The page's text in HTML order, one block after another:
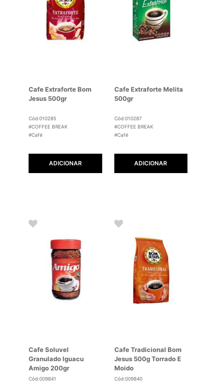
Cafe Extraforte Bom
Jesus 500gr
Cód:010285
#COFFEE BREAK
#Café
ADICIONAR
Cafe Extraforte Melita
500gr
Cód:010287
#COFFEE BREAK
#Café
ADICIONAR
Cafe Soluvel
Granulado Iguacu
Amigo 200gr
Cód:009841
Cafe Tradicional Bom
Jesus 500g Torrado E
Moido
Cód:009840